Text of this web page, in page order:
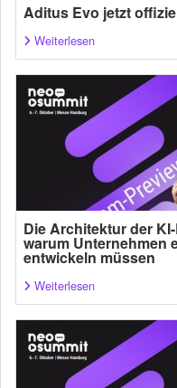
Aditus Evo jetzt
Weiterlesen
Die Architektur der
warum Unternehmen
entwickeln müssen
Weiterlesen